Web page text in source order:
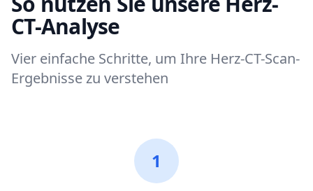
CT-Analyse
Vier einfache Schritte, um Ihre Herz-CT-Scan-
Ergebnisse zu verstehen
1